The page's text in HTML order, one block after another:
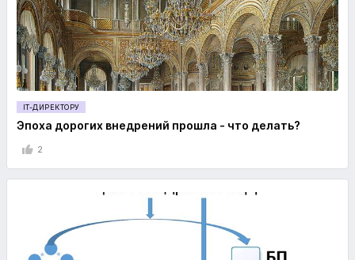
IT-ДИРЕКТОРУ
Эпоха дорогих внедрений прошла - что делать?
2